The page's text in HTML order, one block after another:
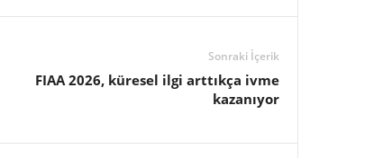
Sonraki İçerik
FIAA 2026, küresel ilgi arttıkça ivme
kazanıyor